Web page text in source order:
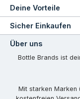
Deine Vorteile
Sicher Einkaufen
Über uns
Bottle Brands ist
Mit starken Marken